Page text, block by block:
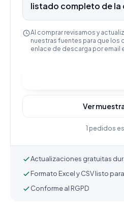
listado completo de la
Al comprar revisamos y
nuestras fuentes para que los
enlace de descarga por email
Ver
1 pedidos
Actualizaciones gratuitas
Formato Excel y CSV listo
Conforme al RGPD